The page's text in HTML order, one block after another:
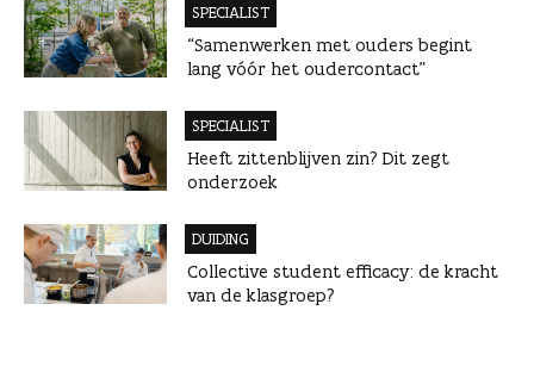
SPECIALIST
“Samenwerken met ouders begint
lang vóór het oudercontact”
SPECIALIST
Heeft zittenblijven zin? Dit zegt
onderzoek
DUIDING
Collective student efficacy: de kracht
van de klasgroep?